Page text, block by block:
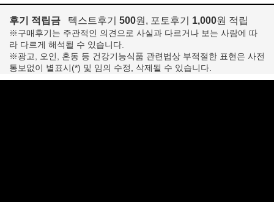
후기 적립금 텍스트후기 500원, 포토후기 1,000원 적립
※구매후기는 주관적인 의견으로 사실과 다르거나 보는 사람에 따
라 다르게 해석될 수 있습니다.
※광고, 오인, 혼동 등 건강기능식품 관련법상 부적절한 표현은 사전
통보없이 별표시(*) 및 임의 수정, 삭제될 수 있습니다.